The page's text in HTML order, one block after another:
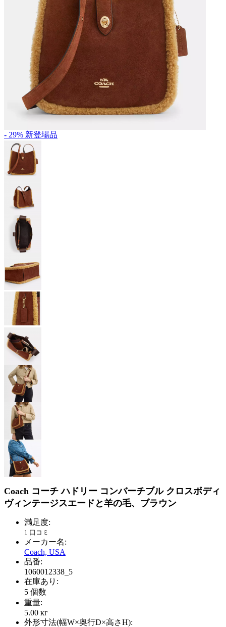
- 29% 新登場品
Coach コーチ ハドリー コンバーチブル クロスボディ
ヴィンテージスエードと羊の毛、ブラウン
満足度:
1 口コミ
メーカー名:
Coach, USA
品番:
1060012338_5
在庫あり:
5 個数
重量:
5.00 кг
外形寸法(幅W×奥行D×高さH):